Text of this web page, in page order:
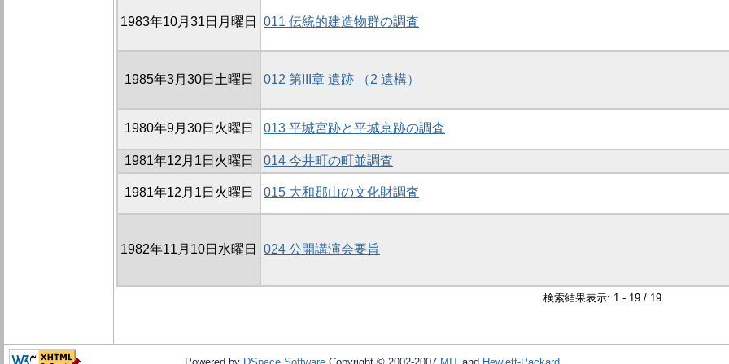
1983年10月31日月曜日 011 伝統的建造物群の調査
1985年3月30日土曜日 012 第III章 遺跡 （2 遺構）
1980年9月30日火曜日 013 平城宮跡と平城京跡の調査
1981年12月1日火曜日 014 今井町の町並調査
1981年12月1日火曜日 015 大和郡山の文化財調査
1982年11月10日水曜日 024 公開講演会要旨
検索結果表示: 1 - 19 / 19